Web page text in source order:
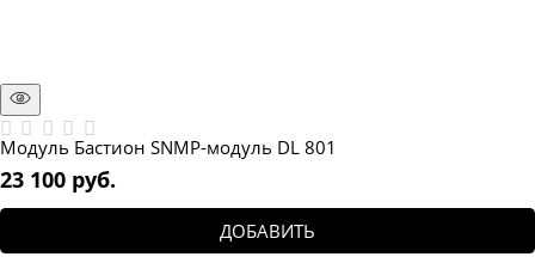
Модуль Бастион SNMP-модуль DL 801
23 100 руб.
ДОБАВИТЬ